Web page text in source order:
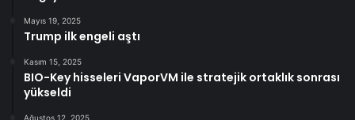
Mayıs 19, 2025
Trump ilk engeli aştı
Kasım 15, 2025
BIO-Key hisseleri VaporVM ile stratejik ortaklık sonrası
yükseldi
Ağustos 12, 2025